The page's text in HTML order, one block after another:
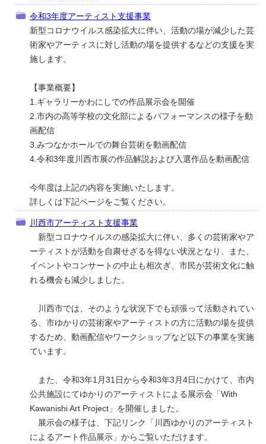
令和3年度アーティスト支援事業
新型コロナウイルス感染拡大に伴い、活動の場が減少した芸
術家やアーティスに対し活動の場を提供するなどの支援を実
施します。
【事業概要】
1.ギャラリーかわにしでの作品展示会を開催
2.市内の高等学校の文化部によるパフォーマンスの様子を動
画配信
3.みつなかホールでの舞台芸術を動画配信
4.令和3年度川西市展の作品解説および入選作品を動画配信
今年度は上記の内容を実施いたします。
詳しくは下記ページをご覧ください。
川西市アーティスト支援事業
新型コロナウイルスの感染拡大に伴い、多くの芸術家やア
ーティストが活動を自粛せざるを得ない状況となり、また、
イベントやコンサートの中止も相次ぎ、市民が芸術文化に触
れる機会も減少しました。
川西市では、そのような状況下でも頑張って活動されてい
る、市ゆかりの芸術家やアーティストの方に活動の場を提供
するため、動画配信やワークショップなど以下の事業を実施
ています。
また、令和3年1月31日から令和3年3月4日にかけて、市内
公共施設にてゆかりのアーティストによる展示会「With
Kawanishi Art Project」を開催しました。
展示会の様子は、下記リンク「川西ゆかりのアーティスト
によるアート作品展示」からご覧いただけます。